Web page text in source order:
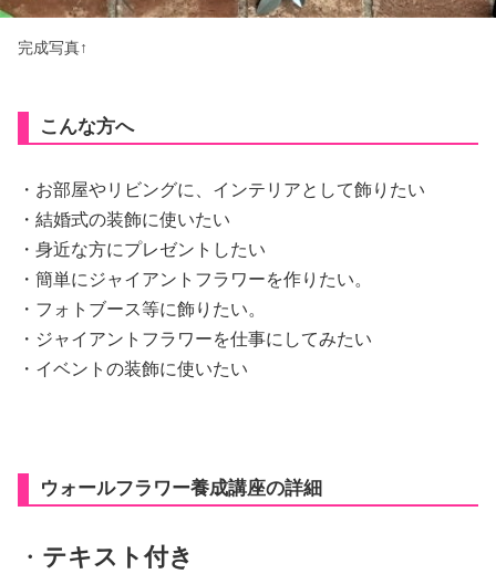
完成写真↑
こんな方へ
・お部屋やリビングに、インテリアとして飾りたい
・結婚式の装飾に使いたい
・身近な方にプレゼントしたい
・簡単にジャイアントフラワーを作りたい。
・フォトブース等に飾りたい。
・ジャイアントフラワーを仕事にしてみたい
・イベントの装飾に使いたい
ウォールフラワー養成講座の詳細
・ テキスト付き